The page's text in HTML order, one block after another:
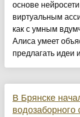
основе
виртуальным
как с умным
Алиса умеет
предлагать идеи
В Брянске
водозаборного